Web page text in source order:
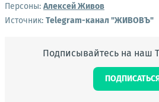
Персоны: Алексей Живов
Источник: Telegram-канал "ЖИВОВЪ"
Подписывайтесь на наш